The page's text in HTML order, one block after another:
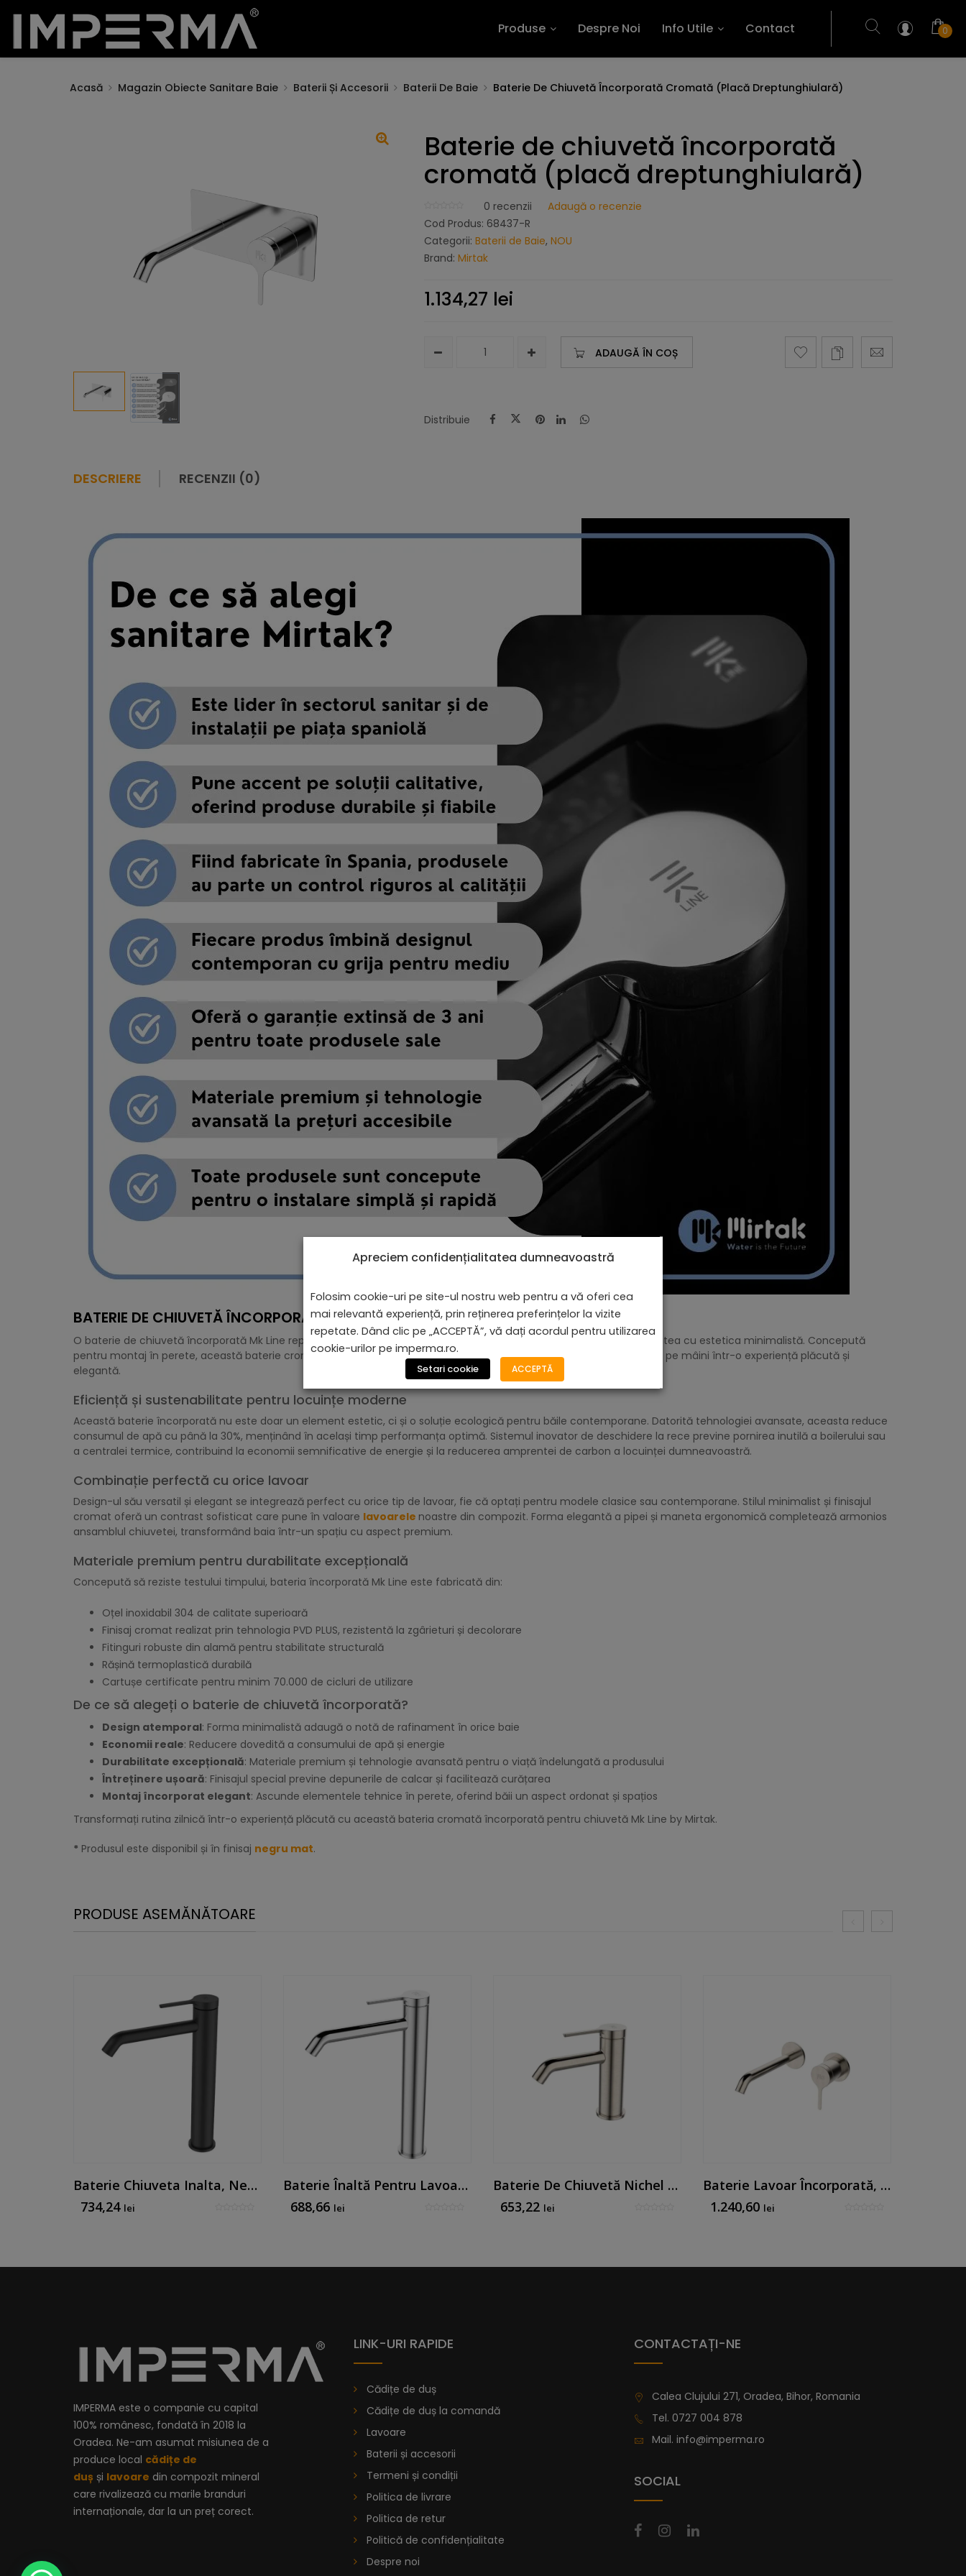
Produse Despre Noi Info Utile Contact 0
Acasă Magazin Obiecte Sanitare Baie Baterii Și Accesorii Baterii De Baie Baterie De Chiuvetă Încorporată Cromată (placă Dreptunghiulară)
Baterie de chiuvetă încorporată
cromată (placă dreptunghiulară)
0 recenzii
Adaugă o recenzie
Cod Produs: 68437-R
Categorii: Baterii de Baie, NOU
Brand: Mirtak
1.134,27 lei
ADAUGĂ ÎN COȘ
Distribuie
DESCRIERE RECENZII (0)
BATERIE DE CHIUVETĂ ÎNCORPORATĂ MK LINE, FINISAJ CROMAT
O baterie de chiuvetă încorporată Mk Line reprezintă alegerea ideală pentru băile moderne care îmbină funcționalitatea cu estetica minimalistă. Concepută
pentru montaj în perete, această baterie cromată încorporată devine elementul de design care transformă spălatul pe mâini într-o experiență plăcută și
elegantă.
Eficiență și sustenabilitate pentru locuințe moderne
Această baterie încorporată nu este doar un element estetic, ci și o soluție ecologică pentru băile contemporane. Datorită tehnologiei avansate, aceasta reduce
consumul de apă cu până la 30%, menținând în același timp performanța optimă. Sistemul inovator de deschidere la rece previne pornirea inutilă a boilerului sau
a centralei termice, contribuind la economii semnificative de energie și la reducerea amprentei de carbon a locuinței dumneavoastră.
Combinație perfectă cu orice lavoar
Design-ul său versatil și elegant se integrează perfect cu orice tip de lavoar, fie că optați pentru modele clasice sau contemporane. Stilul minimalist și finisajul
cromat oferă un contrast sofisticat care pune în valoare lavoarele noastre din compozit. Forma elegantă a pipei și maneta ergonomică completează armonios
ansamblul chiuvetei, transformând baia într-un spațiu cu aspect premium.
Materiale premium pentru durabilitate excepțională
Concepută să reziste testului timpului, bateria încorporată Mk Line este fabricată din:
Oțel inoxidabil 304 de calitate superioară
Finisaj cromat realizat prin tehnologia PVD PLUS, rezistentă la zgârieturi și decolorare
Fitinguri robuste din alamă pentru stabilitate structurală
Rășină termoplastică durabilă
Cartușe certificate pentru minim 70.000 de cicluri de utilizare
De ce să alegeți o baterie de chiuvetă încorporată?
Design atemporal: Forma minimalistă adaugă o notă de rafinament în orice baie
Economii reale: Reducere dovedită a consumului de apă și energie
Durabilitate excepțională: Materiale premium și tehnologie avansată pentru o viață îndelungată a produsului
Întreținere ușoară: Finisajul special previne depunerile de calcar și facilitează curățarea
Montaj încorporat elegant: Ascunde elementele tehnice în perete, oferind băii un aspect ordonat și spațios
Transformați rutina zilnică într-o experiență plăcută cu această bateria cromată încorporată pentru chiuvetă Mk Line by Mirtak.
* Produsul este disponibil și în finisaj negru mat.
PRODUSE ASEMĂNĂTOARE
Baterie Chiuveta Inalta, Negru Mat
734,24 lei
Baterie Înaltă Pentru Lavoar Pe Blat Mk Line, Finisaj Cromat
688,66 lei
Baterie De Chiuvetă Nichel Periat - Mk Line By Mirtak
653,22 lei
Baterie Lavoar Încorporată, Cu O Singură Pârghie, Nichel Periat
1.240,60 lei
IMPERMA este o companie cu capital
100% românesc, fondată în 2018 la
Oradea. Ne-am asumat misiunea de a
produce local cădițe de
duș și lavoare din compozit mineral
care rivalizează cu marile branduri
internaționale, dar la un preț corect.
LINK-URI RAPIDE
Cădițe de duș
Cădițe de duș la comandă
Lavoare
Baterii și accesorii
Termeni și condiții
Politica de livrare
Politica de retur
Politică de confidențialitate
Despre noi
CONTACTAȚI-NE
Calea Clujului 271, Oradea, Bihor, Romania
Tel. 0727 004 878
Mail. info@imperma.ro
SOCIAL
Apreciem confidențialitatea dumneavoastră
Folosim cookie-uri pe site-ul nostru web pentru a vă oferi cea
mai relevantă experiență, prin reținerea preferințelor la vizite
repetate. Dând clic pe „ACCEPTĂ”, vă dați acordul pentru utilizarea
cookie-urilor pe imperma.ro.
Setari cookie ACCEPTĂ